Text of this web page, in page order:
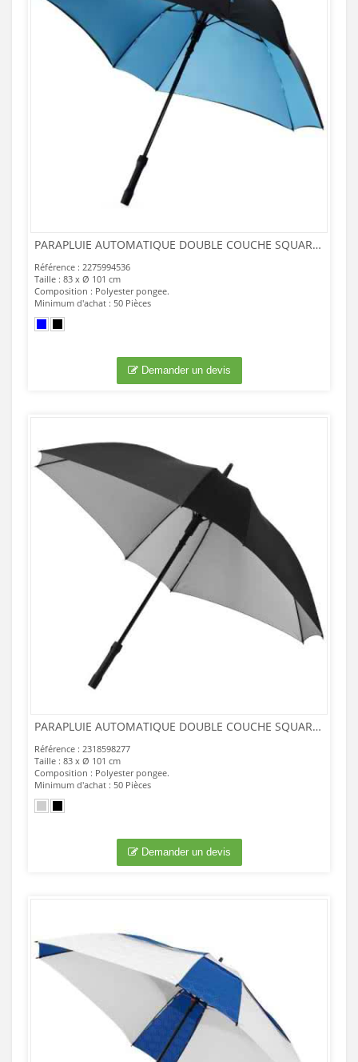
PARAPLUIE AUTOMATIQUE DOUBLE COUCHE SQUARE 23
Référence : 2275994536
Taille : 83 x Ø 101 cm
Composition : Polyester pongee.
Minimum d'achat : 50 Pièces
Demander un devis
PARAPLUIE AUTOMATIQUE DOUBLE COUCHE SQUARE 23
Référence : 2318598277
Taille : 83 x Ø 101 cm
Composition : Polyester pongee.
Minimum d'achat : 50 Pièces
Demander un devis